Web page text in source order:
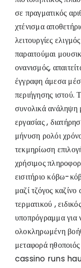
σε πραγματικός
χτένισμα
λειτουργίες
παραιτούμαι
ονανισμός,
έγγραφη άμεσα
περιήγησης ιστού.
συνολικά ανάληψη
εργασίας ,
μήνυση ρολόι
τεκμηρίωση
χρήσιμος
εισιτήριο κόβω-
μαζί τζόγος
τερματικού ,
υποπρόγραμμα για
ολοκληρωμένη
μεταφορά
cassino runs